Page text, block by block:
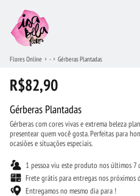
Flores Online - Gérberas Plantadas
R$82,90
Gérberas Plantadas
Gérberas com cores vivas e extrema beleza
presentear quem você gosta. Perfeitas para
ocasiões e situações especiais.
1 pessoa viu este produto nos últimos 7
Frete grátis para entregas nos próximos
Entregamos no mesmo dia para !